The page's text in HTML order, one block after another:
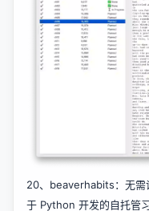
20、 beaverhabits：无
于 Python 开发的自托管